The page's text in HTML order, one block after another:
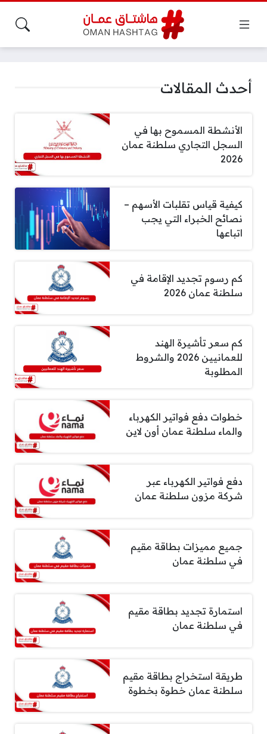
أحدث المقالات
الأنشطة المسموح بها في
السجل التجاري سلطنة عمان
2026
كيفية قياس تقلبات الأسهم –
نصائح الخبراء التي يجب
اتباعها
كم رسوم تجديد الإقامة في
سلطنة عمان 2026
كم سعر تأشيرة الهند
للعمانيين 2026 والشروط
المطلوبة
خطوات دفع فواتير الكهرباء
والماء سلطنة عمان أون لاين
دفع فواتير الكهرباء عبر
شركة مزون سلطنة عمان
جميع مميزات بطاقة مقيم
في سلطنة عمان
استمارة تجديد بطاقة مقيم
في سلطنة عمان
طريقة استخراج بطاقة مقيم
سلطنة عمان خطوة بخطوة